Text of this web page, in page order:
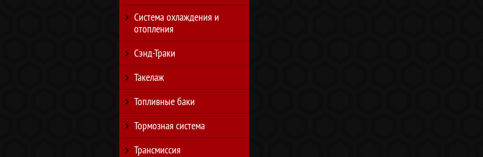
Система охлаждения и
отопления
Сэнд-Траки
Такелаж
Топливные баки
Тормозная система
Трансмиссия